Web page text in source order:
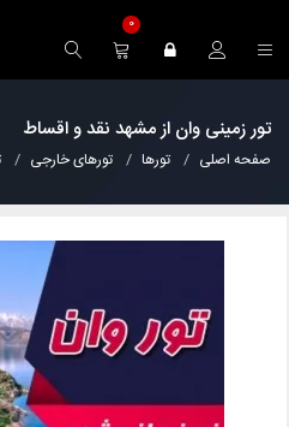
0
تور زمینی وان از مشهد نقد و اقساط
صفحه اصلی تورها تورهای خارجی